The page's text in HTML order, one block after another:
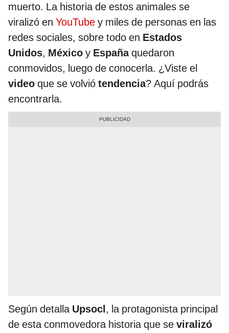
muerto. La historia de estos animales se
viralizó en YouTube y miles de personas en las
redes sociales, sobre todo en Estados
Unidos, México y Españaquedaron
conmovidos, luego de conocerla. ¿Viste el
video que se volvió tendencia? Aquí podrás
encontrarla.
Según detalla Upsocl, la protagonista principal
de esta conmovedora historia que se viralizó